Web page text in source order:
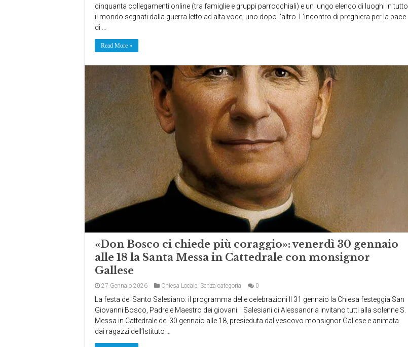
cinquanta collegamenti online (tra famiglie e gruppi parrocchiali) e un lungo elenco di luoghi in tutto
il mondo segnati dalla guerra letto ad alta voce, uno dopo l’altro. L’incontro di preghiera per la pace
di …
Read More »
«Don Bosco ci chiede più coraggio»: venerdì 30 gennaio
alle 18 la Santa Messa in Cattedrale con monsignor
Gallese
27 Gennaio 2026 Chiesa Locale, Senza categoria 0
La festa del Santo Salesiano: il programma delle celebrazioni Il 31 gennaio la Chiesa festeggia San
Giovanni Bosco, Padre e Maestro dei giovani. I Salesiani di Alessandria invitano tutti alla solenne S.
Messa in Cattedrale del 30 gennaio alle 18, presieduta dal vescovo monsignor Gallese e animata
dai ragazzi dell’Istituto …